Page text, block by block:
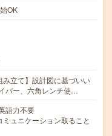
OK
み立て】設計図に基づいい
バー、六角レンチ使…
語力不要
ュニケーション取ること